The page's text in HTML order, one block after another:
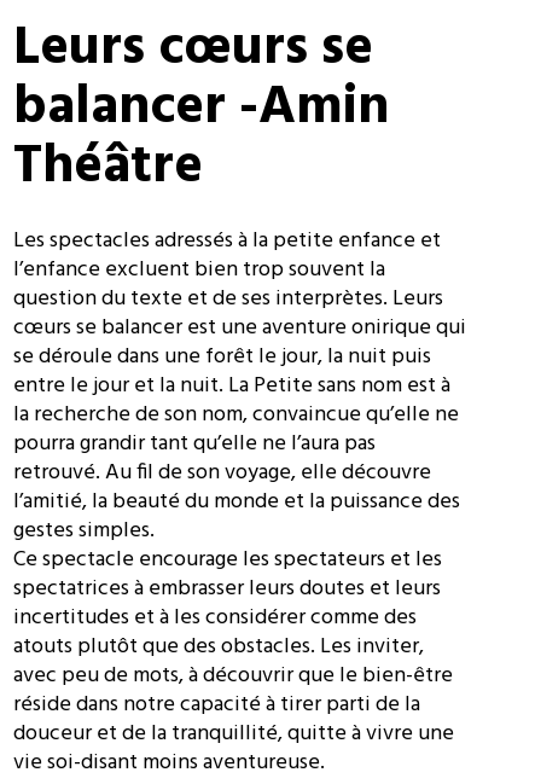
Leurs cœurs se
balancer -Amin
Théâtre
Les spectacles adressés à la petite enfance et
l’enfance excluent bien trop souvent la
question du texte et de ses interprètes. Leurs
cœurs se balancer est une aventure onirique qui
se déroule dans une forêt le jour, la nuit puis
entre le jour et la nuit. La Petite sans nom est à
la recherche de son nom, convaincue qu’elle ne
pourra grandir tant qu’elle ne l’aura pas
retrouvé. Au fil de son voyage, elle découvre
l’amitié, la beauté du monde et la puissance des
gestes simples.
Ce spectacle encourage les spectateurs et les
spectatrices à embrasser leurs doutes et leurs
incertitudes et à les considérer comme des
atouts plutôt que des obstacles. Les inviter,
avec peu de mots, à découvrir que le bien-être
réside dans notre capacité à tirer parti de la
douceur et de la tranquillité, quitte à vivre une
vie soi-disant moins aventureuse.